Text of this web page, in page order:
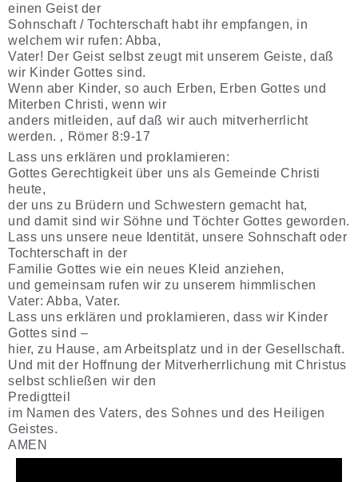
einen Geist der
Sohnschaft / Tochterschaft habt ihr empfangen, in
welchem wir rufen: Abba,
Vater! Der Geist selbst zeugt mit unserem Geiste, daß
wir Kinder Gottes sind.
Wenn aber Kinder, so auch Erben, Erben Gottes und
Miterben Christi, wenn wir
anders mitleiden, auf daß wir auch mitverherrlicht
werden. ‚ Römer 8:9-17
Lass uns erklären und proklamieren:
Gottes Gerechtigkeit über uns als Gemeinde Christi
heute,
der uns zu Brüdern und Schwestern gemacht hat,
und damit sind wir Söhne und Töchter Gottes geworden.
Lass uns unsere neue Identität, unsere Sohnschaft oder
Tochterschaft in der
Familie Gottes wie ein neues Kleid anziehen,
und gemeinsam rufen wir zu unserem himmlischen
Vater: Abba, Vater.
Lass uns erklären und proklamieren, dass wir Kinder
Gottes sind –
hier, zu Hause, am Arbeitsplatz und in der Gesellschaft.
Und mit der Hoffnung der Mitverherrlichung mit Christus
selbst schließen wir den
Predigtteil
im Namen des Vaters, des Sohnes und des Heiligen
Geistes.
AMEN